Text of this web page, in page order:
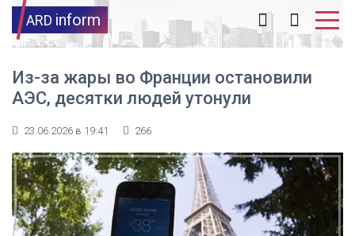
ARD inform
Из-за жары во Франции остановили
АЭС, десятки людей утонули
23.06.2026 в 19:41 266